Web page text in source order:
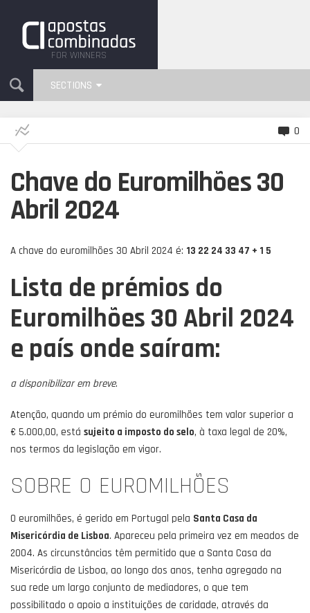
FOR WINNERS
SECTIONS
0
Chave do Euromilhões 30
Abril 2024
A chave do euromilhões 30 Abril 2024 é: 13 22 24 33 47 + 1 5
Lista de prémios do
Euromilhões 30 Abril 2024
e país onde saíram:
a disponibilizar em breve.
Atenção, quando um prémio do euromilhões tem valor superior a
€ 5.000,00, está sujeito a imposto do selo, à taxa legal de 20%,
nos termos da legislação em vigor.
SOBRE O EUROMILHÕES
O euromilhões, é gerido em Portugal pela Santa Casa da
Misericórdia de Lisboa. Apareceu pela primeira vez em meados de
2004. As circunstâncias têm permitido que a Santa Casa da
Misericórdia de Lisboa, ao longo dos anos, tenha agregado na
sua rede um largo conjunto de mediadores, o que tem
possibilitado o apoio a instituições de caridade, através da